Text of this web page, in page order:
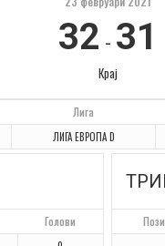
32 - 31
Крај
Лига
ЛИГА ЕВРОПА D
Голови